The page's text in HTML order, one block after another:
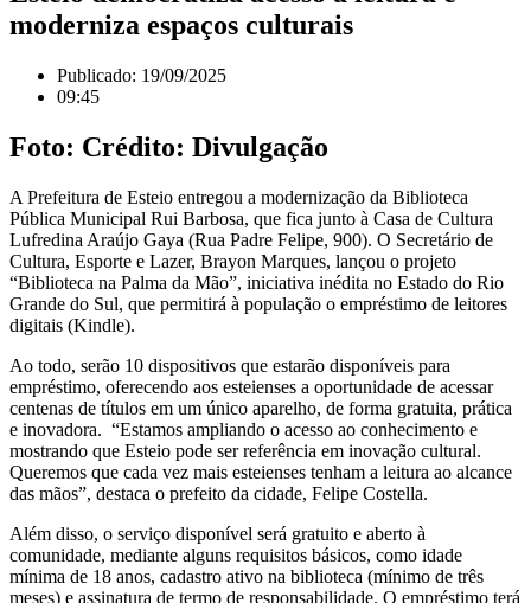
moderniza espaços culturais
Publicado: 19/09/2025
09:45
Foto: Crédito: Divulgação
A Prefeitura de Esteio entregou a modernização da Biblioteca
Pública Municipal Rui Barbosa, que fica junto à Casa de Cultura
Lufredina Araújo Gaya (Rua Padre Felipe, 900). O Secretário de
Cultura, Esporte e Lazer, Brayon Marques, lançou o projeto
“Biblioteca na Palma da Mão”, iniciativa inédita no Estado do Rio
Grande do Sul, que permitirá à população o empréstimo de leitores
digitais (Kindle).
Ao todo, serão 10 dispositivos que estarão disponíveis para
empréstimo, oferecendo aos esteienses a oportunidade de acessar
centenas de títulos em um único aparelho, de forma gratuita, prática
e inovadora. “Estamos ampliando o acesso ao conhecimento e
mostrando que Esteio pode ser referência em inovação cultural.
Queremos que cada vez mais esteienses tenham a leitura ao alcance
das mãos”, destaca o prefeito da cidade, Felipe Costella.
Além disso, o serviço disponível será gratuito e aberto à
comunidade, mediante alguns requisitos básicos, como idade
mínima de 18 anos, cadastro ativo na biblioteca (mínimo de três
meses) e assinatura de termo de responsabilidade. O empréstimo terá